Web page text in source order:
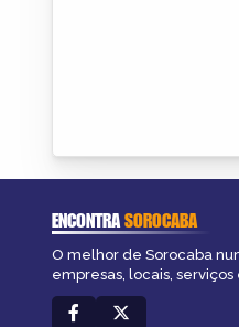
ENCONTRASOROCABA
O melhor de Sorocaba
empresas, locais, serviços